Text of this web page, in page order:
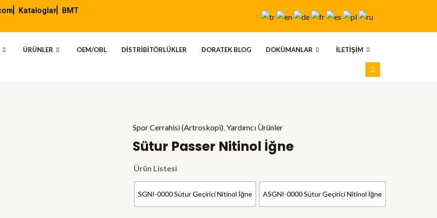
Kataloglar BMT
ÜRÜNLER OEM/OBL DISTRIBITÖRLÜKLER DORATEK BLOG DOKÜMANLAR İLETIŞIM
Spor Cerrahisi (Artroskopi),Yardımcı Ürünler
Sütur Passer Nitinol İğne
Ürün Listesi
SGNI-0000 Sütur Geçirici Nitinol İğne ASGNI-0000 Sütur Geçirici Nitinol İğne